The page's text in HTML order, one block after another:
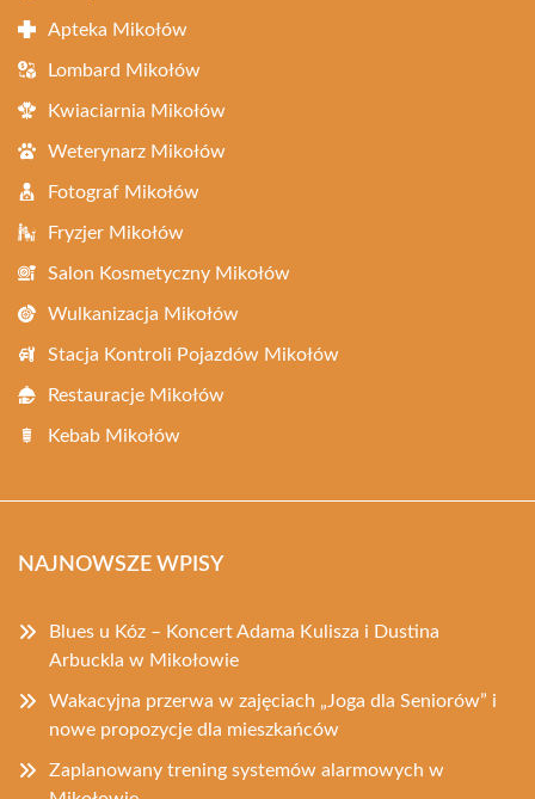
Apteka Mikołów
Lombard Mikołów
Kwiaciarnia Mikołów
Weterynarz Mikołów
Fotograf Mikołów
Fryzjer Mikołów
Salon Kosmetyczny Mikołów
Wulkanizacja Mikołów
Stacja Kontroli Pojazdów Mikołów
Restauracje Mikołów
Kebab Mikołów
NAJNOWSZE WPISY
Blues u Kóz – Koncert Adama Kulisza i Dustina
Arbuckla w Mikołowie
Wakacyjna przerwa w zajęciach „Joga dla Seniorów” i
nowe propozycje dla mieszkańców
Zaplanowany trening systemów alarmowych w